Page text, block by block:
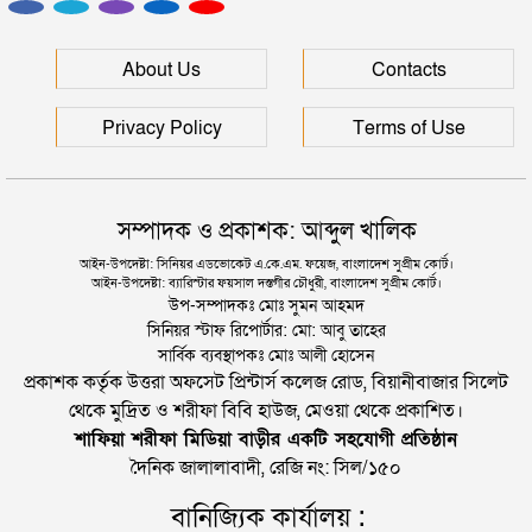
ইউনূসকে সঙ্গে নিয়ে জুলাই স্মৃতি জাদুঘর উদ্বোধন করলেন
প্রধানমন্ত্রী
About Us Contacts
Privacy Policy Terms of Use
সম্পাদক ও প্রকাশক: আব্দুল খালিক
আইন-উপদেষ্টা: সিনিয়র এডভোকেট এ.কে.এম. ফয়েজ, বাংলাদেশ সুপ্রীম কোর্ট।
আইন-উপদেষ্টা: ব্যারিস্টার ফয়সাল দস্তগীর চৌধুরী, বাংলাদেশ সুপ্রীম কোর্ট।
উপ-সম্পাদকঃ মোঃ সুমন আহমদ
সিনিয়র স্টাফ রিপোর্টার: মো: আবু তাহের
সার্বিক ব্যবস্থাপকঃ মোঃ আলী হোসেন
প্রকাশক কর্তৃক উত্তরা অফসেট প্রিন্টার্স কলেজ রোড, বিয়ানীবাজার সিলেট
থেকে মুদ্রিত ও শরীফা বিবি হাউজ, মেওয়া থেকে প্রকাশিত।
শাফিয়া শরীফা মিডিয়া বাড়ীর একটি সহযোগী প্রতিষ্ঠান
দৈনিক জালালাবাদী, রেজি নং: সিল/১৫০
বানিজ্যিক কার্যালয় :